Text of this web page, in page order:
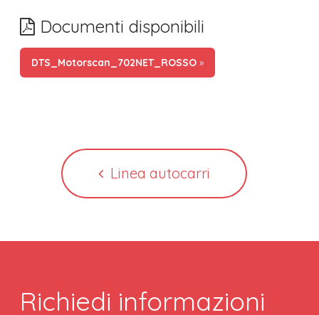
Documenti disponibili
DTS_Motorscan_702NET_ROSSO »
Linea autocarri
Richiedi informazioni